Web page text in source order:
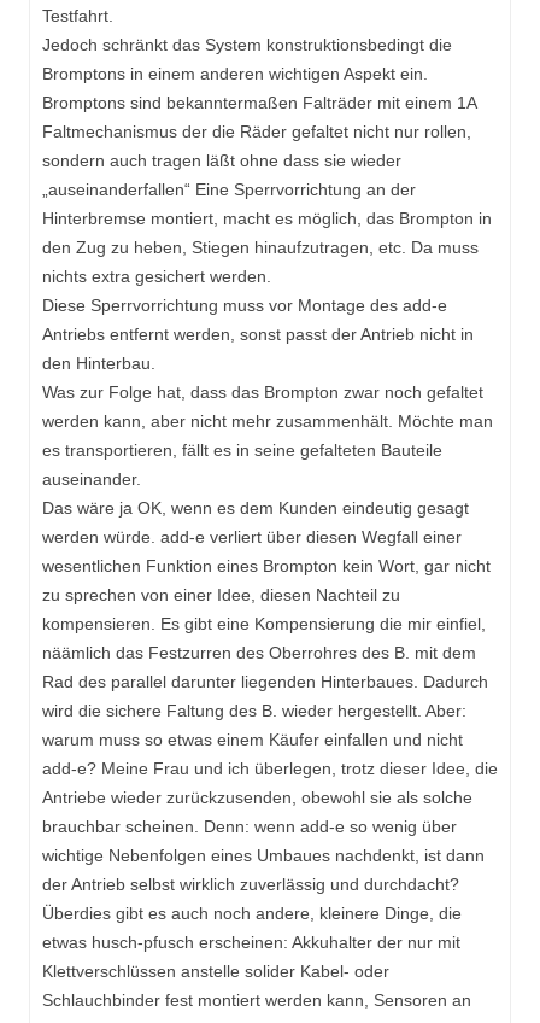
Testfahrt.
Jedoch schränkt das System konstruktionsbedingt die
Bromptons in einem anderen wichtigen Aspekt ein.
Bromptons sind bekanntermaßen Falträder mit einem 1A
Faltmechanismus der die Räder gefaltet nicht nur rollen,
sondern auch tragen läßt ohne dass sie wieder
„auseinanderfallen“ Eine Sperrvorrichtung an der
Hinterbremse montiert, macht es möglich, das Brompton in
den Zug zu heben, Stiegen hinaufzutragen, etc. Da muss
nichts extra gesichert werden.
Diese Sperrvorrichtung muss vor Montage des add-e
Antriebs entfernt werden, sonst passt der Antrieb nicht in
den Hinterbau.
Was zur Folge hat, dass das Brompton zwar noch gefaltet
werden kann, aber nicht mehr zusammenhält. Möchte man
es transportieren, fällt es in seine gefalteten Bauteile
auseinander.
Das wäre ja OK, wenn es dem Kunden eindeutig gesagt
werden würde. add-e verliert über diesen Wegfall einer
wesentlichen Funktion eines Brompton kein Wort, gar nicht
zu sprechen von einer Idee, diesen Nachteil zu
kompensieren. Es gibt eine Kompensierung die mir einfiel,
näämlich das Festzurren des Oberrohres des B. mit dem
Rad des parallel darunter liegenden Hinterbaues. Dadurch
wird die sichere Faltung des B. wieder hergestellt. Aber:
warum muss so etwas einem Käufer einfallen und nicht
add-e? Meine Frau und ich überlegen, trotz dieser Idee, die
Antriebe wieder zurückzusenden, obewohl sie als solche
brauchbar scheinen. Denn: wenn add-e so wenig über
wichtige Nebenfolgen eines Umbaues nachdenkt, ist dann
der Antrieb selbst wirklich zuverlässig und durchdacht?
Überdies gibt es auch noch andere, kleinere Dinge, die
etwas husch-pfusch erscheinen: Akkuhalter der nur mit
Klettverschlüssen anstelle solider Kabel- oder
Schlauchbinder fest montiert werden kann, Sensoren an